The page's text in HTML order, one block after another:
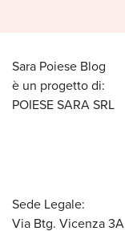
Sara Poiese Blog
è un progetto di:
POIESE SARA SRL
Sede Legale:
Via Btg. Vicenza 3A